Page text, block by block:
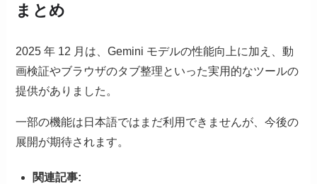
まとめ
2025 年 12 月は、Gemini モデルの性能向上に加え、動
画検証やブラウザのタブ整理といった実用的なツールの
提供がありました。
一部の機能は日本語ではまだ利用できませんが、今後の
展開が期待されます。
関連記事: